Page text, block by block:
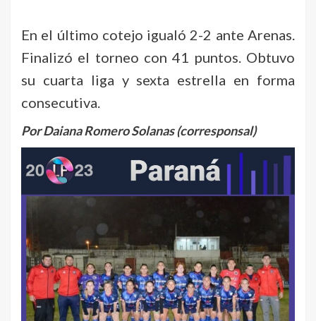
En el último cotejo igualó 2-2 ante Arenas.
Finalizó el torneo con 41 puntos. Obtuvo
su cuarta liga y sexta estrella en forma
consecutiva.
Por Daiana Romero Solanas (corresponsal)